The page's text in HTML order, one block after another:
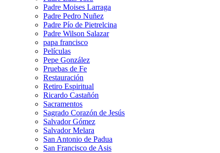
Padre Moises Larraga
Padre Pedro Nuñez
Padre Pío de Pietrelcina
Padre Wilson Salazar
papa francisco
Películas
Pepe González
Pruebas de Fe
Restauración
Retiro Espiritual
Ricardo Castañón
Sacramentos
Sagrado Corazón de Jesús
Salvador Gómez
Salvador Melara
San Antonio de Padua
San Francisco de Asis